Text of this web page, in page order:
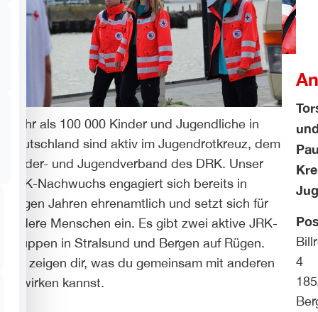
Mehr als 100 000 Kinder und Jugendliche in
Deutschland sind aktiv im Jugendrotkreuz, dem
Kinder- und Jugendverband des DRK. Unser
DRK-Nachwuchs engagiert sich bereits in
jungen Jahren ehrenamtlich und setzt sich für
andere Menschen ein. Es gibt zwei aktive JRK-
Gruppen in Stralsund und Bergen auf Rügen.
Wir zeigen dir, was du gemeinsam mit anderen
bewirken kannst.
4